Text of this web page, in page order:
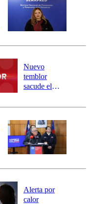
Nuevo
temblor
sacude el
revisa la
epicentro
Alerta por
calor